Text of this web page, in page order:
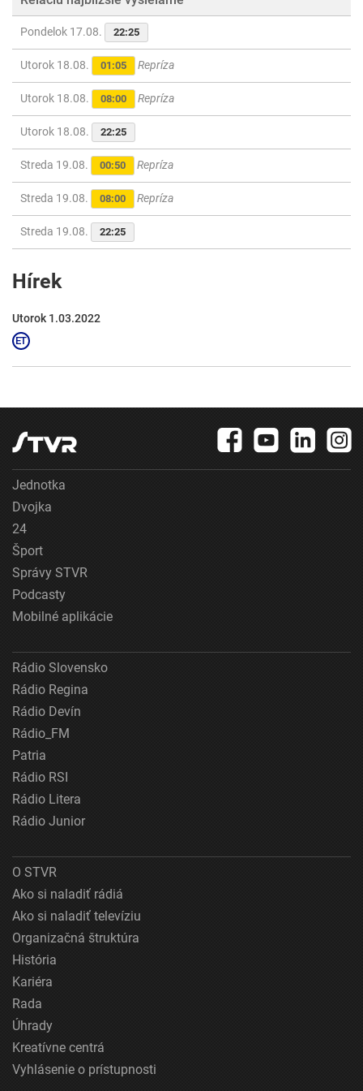
Pondelok 17.08. 22:25
Utorok 18.08. 01:05 Repríza
Utorok 18.08. 08:00 Repríza
Utorok 18.08. 22:25
Streda 19.08. 00:50 Repríza
Streda 19.08. 08:00 Repríza
Streda 19.08. 22:25
Hírek
Utorok 1.03.2022
Jednotka
Dvojka
24
Šport
Správy STVR
Podcasty
Mobilné aplikácie
Rádio Slovensko
Rádio Regina
Rádio Devín
Rádio_FM
Patria
Rádio RSI
Rádio Litera
Rádio Junior
O STVR
Ako si naladiť rádiá
Ako si naladiť televíziu
Organizačná štruktúra
História
Kariéra
Rada
Úhrady
Kreatívne centrá
Vyhlásenie o prístupnosti